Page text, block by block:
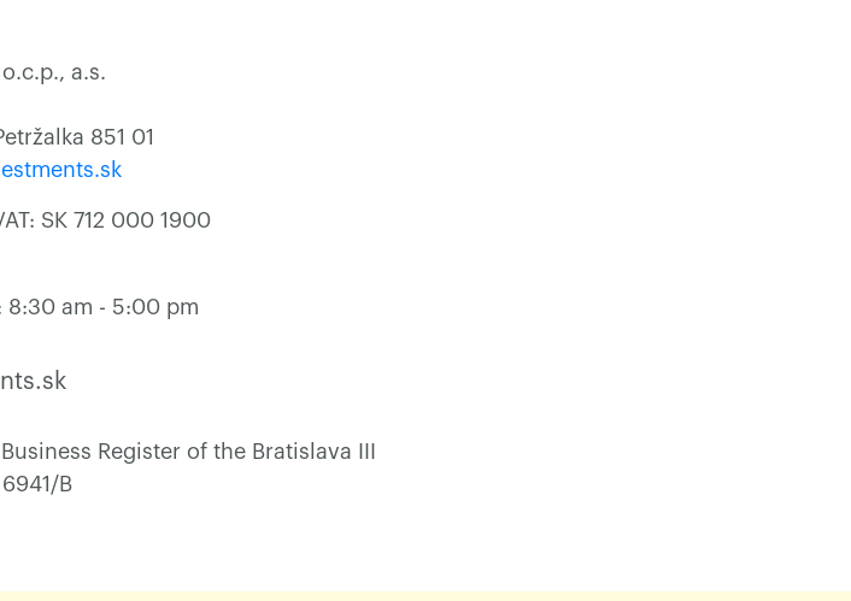
o.c.p., a.s.
851 01
SK 712 000 1900
8:30 am - 5:00 pm
Register of the Bratislava III
B